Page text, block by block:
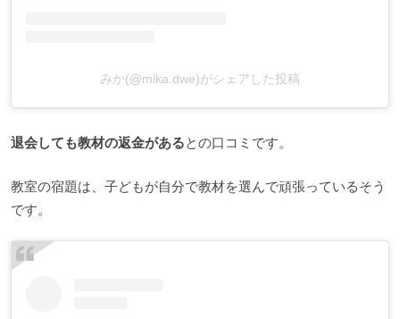
みか(@mika.dwe)がシェアした投稿
退会しても教材の返金があるとの口コミです。
教室の宿題は、子どもが自分で教材を選んで頑張っているそう
です。